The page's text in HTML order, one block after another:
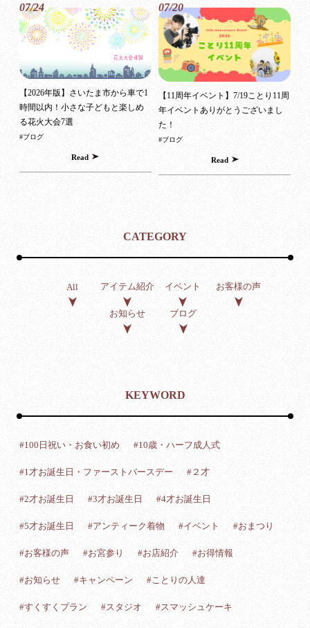
07/24
【2026年版】さいたま市から車で1
時間以内！小さな子どもと楽しめ
る花火大会7選
#ブログ
Read
07/20
【11周年イベント】7/19ことり11周
年イベントありがとうございまし
た！
#ブログ
Read
CATEGORY
All アイテム紹介 イベント お客様の声
お知らせ ブログ
KEYWORD
#100日祝い・お食い初め #10歳・ハーフ成人式
#1才お誕生日・ファーストバースデー #２才
#2才お誕生日 #3才お誕生日 #4才お誕生日
#5才お誕生日 #アンティーク着物 #イベント #おまつり
#お客様の声 #お宮参り #お店紹介 #お得情報
#お知らせ #キャンペーン #ことりの人達
#すくすくプラン #スタジオ #スマッシュケーキ